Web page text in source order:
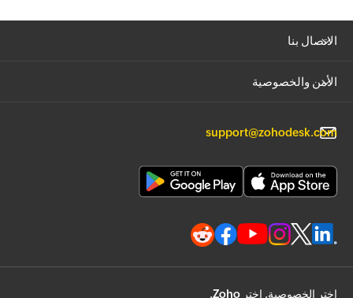
الاتصال بنا
الأمن والخصوصية
support@zohodesk.com
اختر الخصوصية. اختر Zoho.